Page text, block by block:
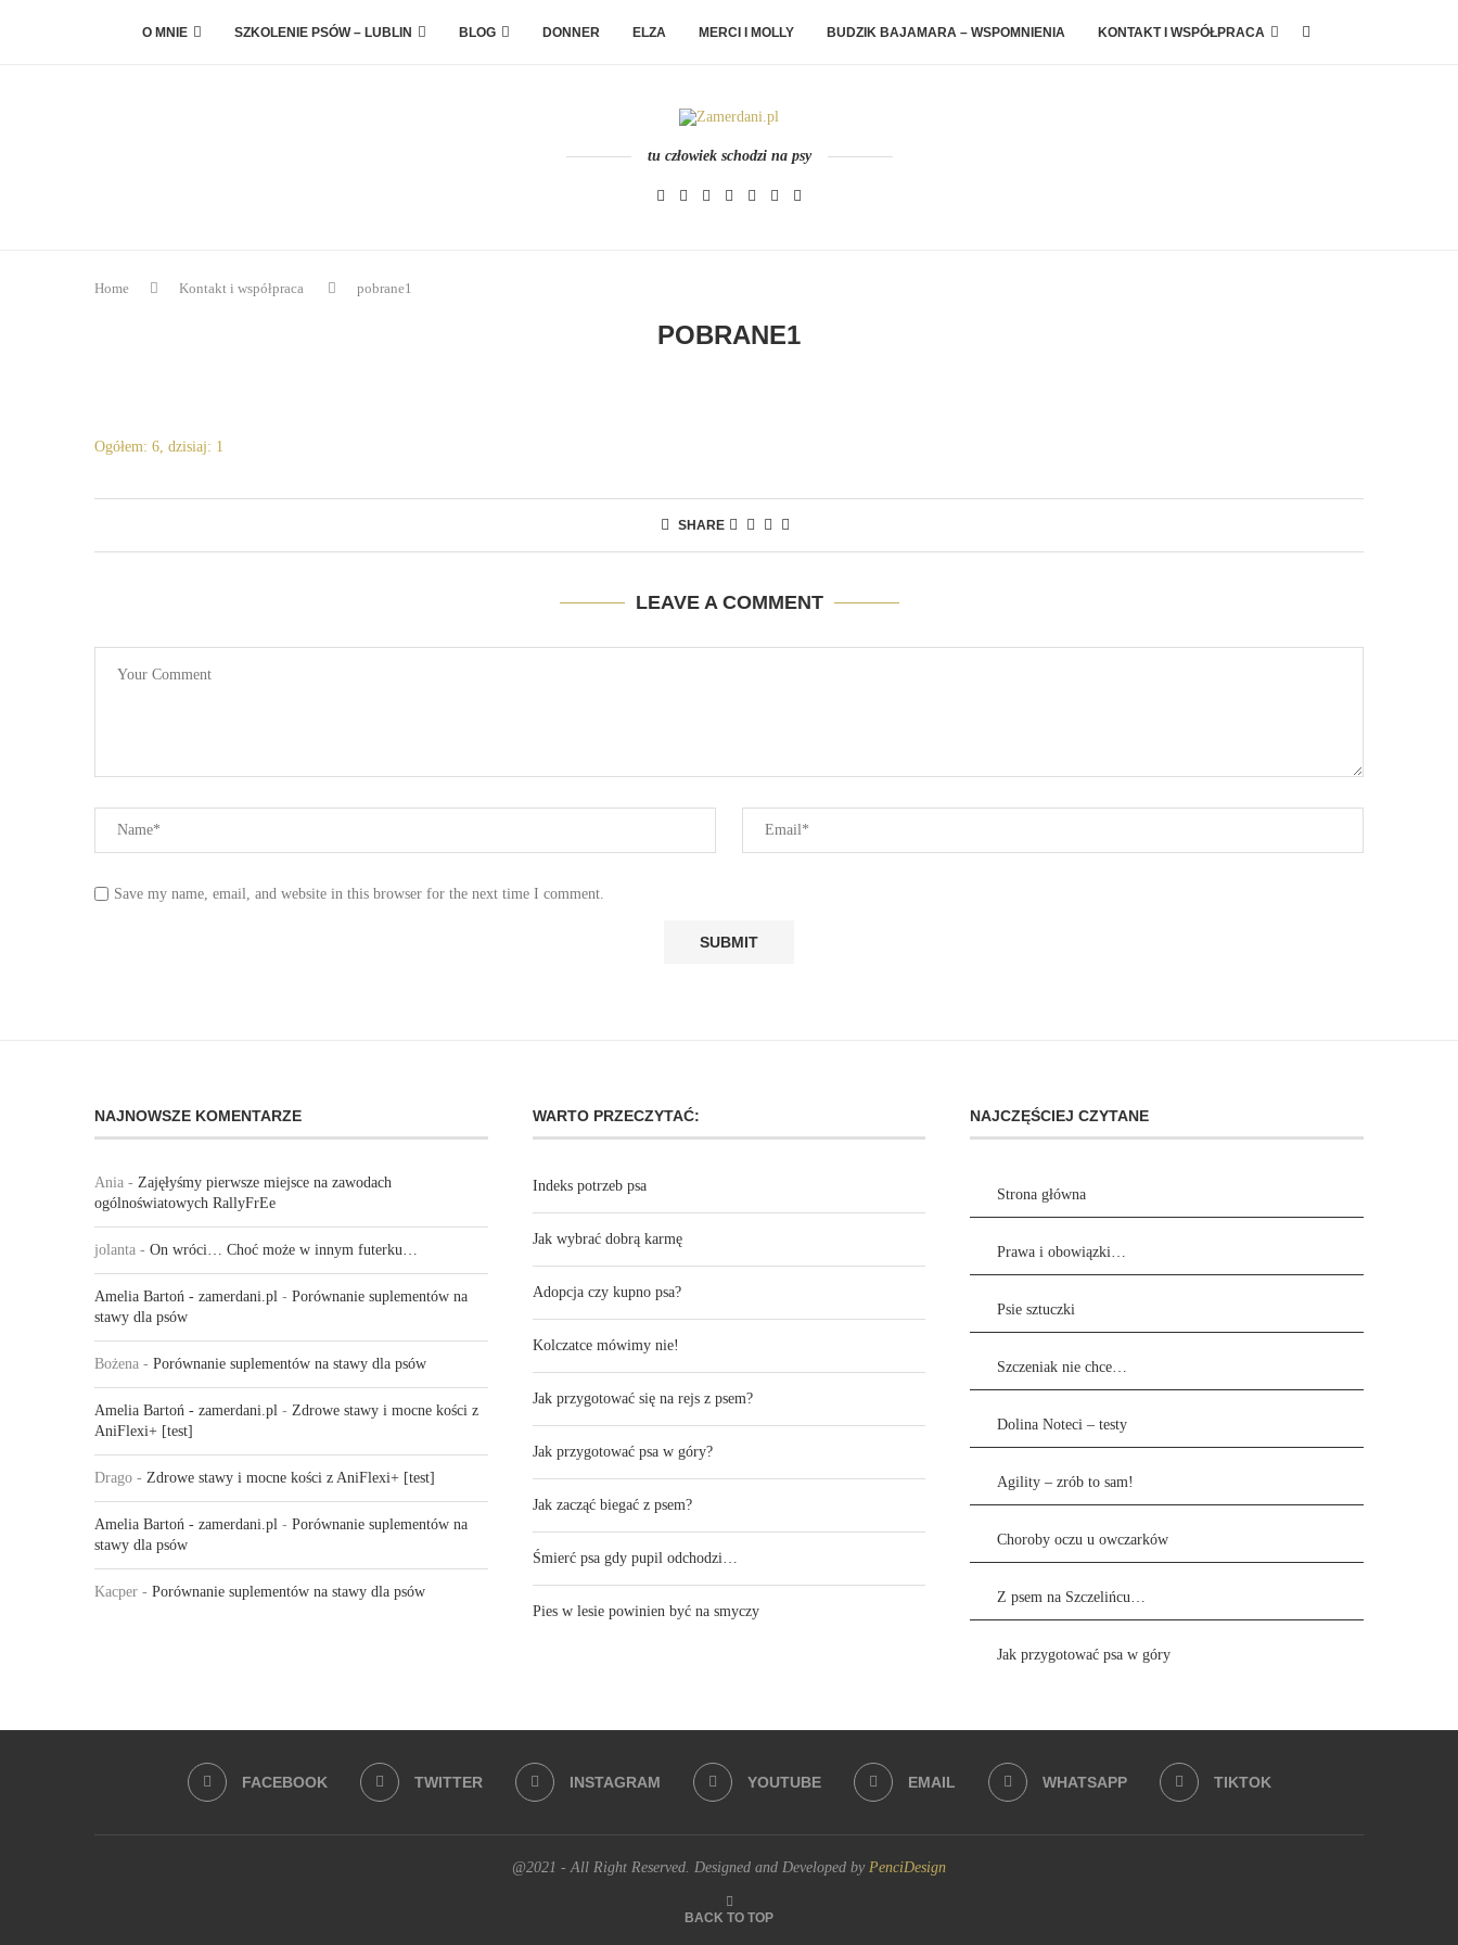
O MNIE SZKOLENIE PSÓW – LUBLIN BLOG DONNER ELZA MERCI I MOLLY BUDZIK BAJAMARA – WSPOMNIENIA KONTAKT I WSPÓŁPRACA
tu człowiek schodzi na psy
Home Kontakt i współpraca pobrane1
POBRANE1
Ogółem: 6, dzisiaj: 1
SHARE
LEAVE A COMMENT
Save my name, email, and website in this browser for the next time I comment.
NAJNOWSZE KOMENTARZE
Ania - Zajęłyśmy pierwsze miejsce na zawodach
ogólnoświatowych RallyFrEe
jolanta - On wróci… Choć może w innym futerku…
Amelia Bartoń - zamerdani.pl - Porównanie suplementów na
stawy dla psów
Bożena - Porównanie suplementów na stawy dla psów
Amelia Bartoń - zamerdani.pl - Zdrowe stawy i mocne kości z
AniFlexi+ [test]
Drago - Zdrowe stawy i mocne kości z AniFlexi+ [test]
Amelia Bartoń - zamerdani.pl - Porównanie suplementów na
stawy dla psów
Kacper - Porównanie suplementów na stawy dla psów
WARTO PRZECZYTAĆ:
Indeks potrzeb psa
Jak wybrać dobrą karmę
Adopcja czy kupno psa?
Kolczatce mówimy nie!
Jak przygotować się na rejs z psem?
Jak przygotować psa w góry?
Jak zacząć biegać z psem?
Śmierć psa gdy pupil odchodzi…
Pies w lesie powinien być na smyczy
NAJCZĘŚCIEJ CZYTANE
Strona główna
Prawa i obowiązki…
Psie sztuczki
Szczeniak nie chce…
Dolina Noteci – testy
Agility – zrób to sam!
Choroby oczu u owczarków
Z psem na Szczelińcu…
Jak przygotować psa w góry
FACEBOOK TWITTER INSTAGRAM YOUTUBE EMAIL WHATSAPP TIKTOK
@2021 - All Right Reserved. Designed and Developed by PenciDesign
BACK TO TOP